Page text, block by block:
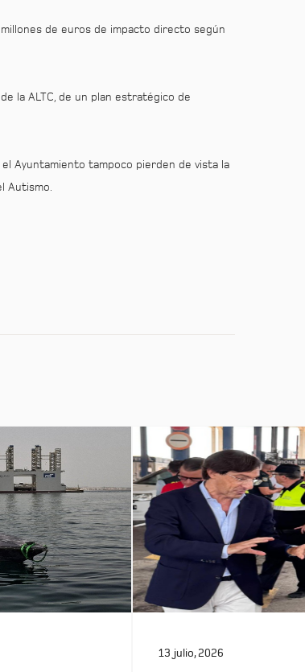
de euros de impacto directo según
la ALTC, de un plan estratégico de
Ayuntamiento tampoco pierden de vista la
Autismo.
13 julio, 2026